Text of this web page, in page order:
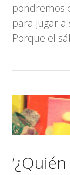
pondremos
para jugar
Porque el